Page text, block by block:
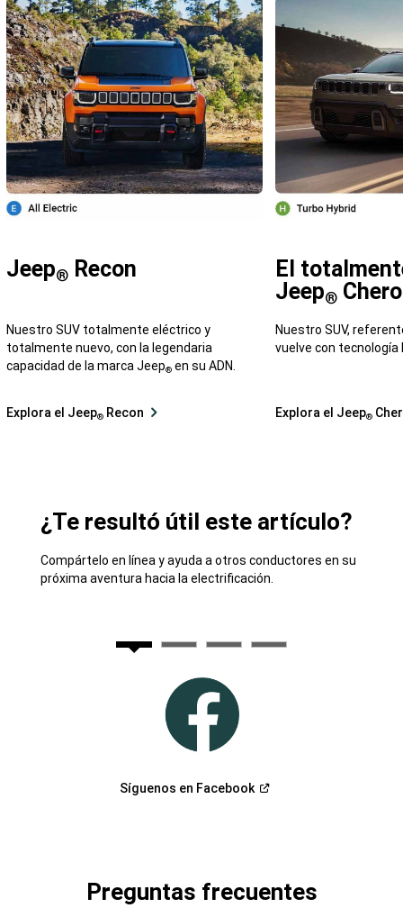
Jeep® Recon
Nuestro SUV totalmente eléctrico y
totalmente nuevo, con la legendaria
capacidad de la marca Jeep® en su ADN.
Explora el Jeep® Recon
El
Jeep®
Nuestro SUV,
vuelve con tecnología
Explora el Jeep®
¿Te resultó útil este artículo?
Compártelo en línea y ayuda a otros conductores en su
próxima aventura hacia la electrificación.
Síguenos en Facebook
(Abrir
Preguntas frecuentes